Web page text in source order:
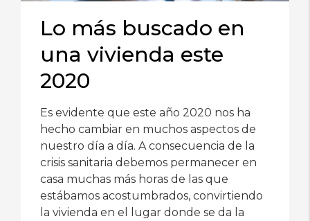
Lo más buscado en
una vivienda este
2020
Es evidente que este año 2020 nos ha
hecho cambiar en muchos aspectos de
nuestro día a día. A consecuencia de la
crisis sanitaria debemos permanecer en
casa muchas más horas de las que
estábamos acostumbrados, convirtiendo
la vivienda en el lugar donde se da la